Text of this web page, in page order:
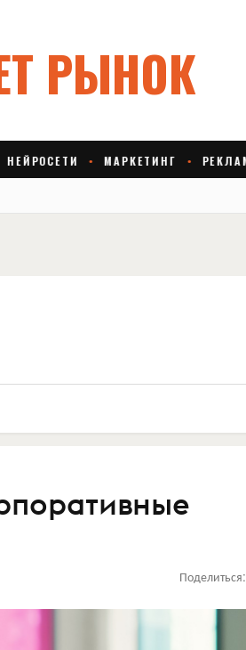
Поделиться: